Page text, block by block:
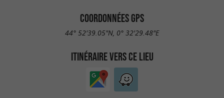
COORDONNÉES GPS
44° 52'39.05"N, 0° 32'29.48"E
ITINÉRAIRE VERS CE LIEU